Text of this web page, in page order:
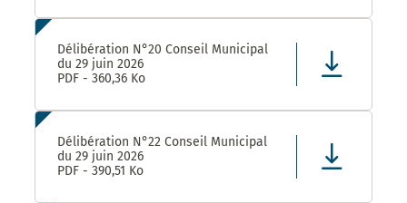
Délibération N°20 Conseil Municipal
du 29 juin 2026
PDF - 360,36 Ko
Délibération N°22 Conseil Municipal
du 29 juin 2026
PDF - 390,51 Ko